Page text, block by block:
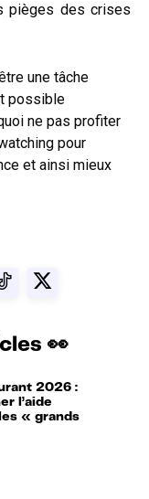
pièges des crises
une tâche
possible
ne pas profiter
pour
et ainsi mieux
👀
2026 :
l’aide
« grands